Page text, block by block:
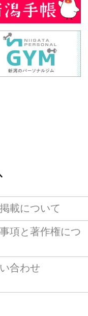
載について
項と著作権につ
合わせ